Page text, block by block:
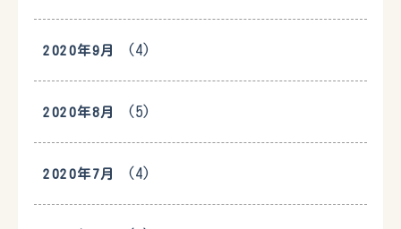
2020年9月 (4)
2020年8月 (5)
2020年7月 (4)